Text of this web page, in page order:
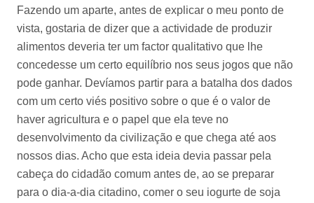
Fazendo um aparte, antes de explicar o meu ponto de
vista, gostaria de dizer que a actividade de produzir
alimentos deveria ter um factor qualitativo que lhe
concedesse um certo equilíbrio nos seus jogos que não
pode ganhar. Devíamos partir para a batalha dos dados
com um certo viés positivo sobre o que é o valor de
haver agricultura e o papel que ela teve no
desenvolvimento da civilização e que chega até aos
nossos dias. Acho que esta ideia devia passar pela
cabeça do cidadão comum antes de, ao se preparar
para o dia-a-dia citadino, comer o seu iogurte de soja